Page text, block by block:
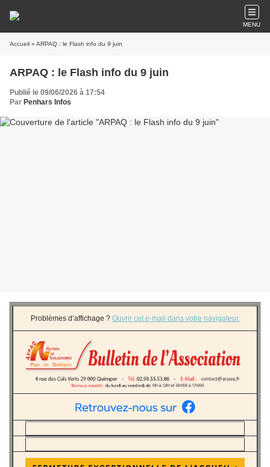
MENU
Accueil » ARPAQ : le Flash info du 9 juin
ARPAQ : le Flash info du 9 juin
Publié le 09/06/2026 à 17:54
Par Penhars Infos
Problèmes d’affichage ? Ouvrir cet e-mail dans votre navigateur.